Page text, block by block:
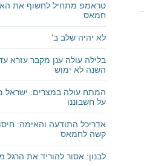
טראמפ מתחיל לחשוף את
חמאס
לא יהיה שלב ב'
בלילה עולה ענן מקבר עזרא
השנה לא ימוש
המתח עולה במצרים: ישראל
על חשבוננו
אדריכל התודעה והאימה:
קשה לחמאס
לבנון: אסור להוריד את הרגל